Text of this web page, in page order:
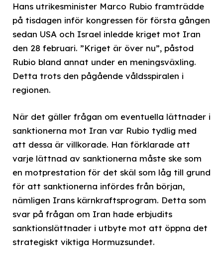
Hans utrikesminister Marco Rubio framträdde
på tisdagen inför kongressen för första gången
sedan USA och Israel inledde kriget mot Iran
den 28 februari. ”Kriget är över nu”, påstod
Rubio bland annat under en meningsväxling.
Detta trots den pågående våldsspiralen i
regionen.
När det gäller frågan om eventuella lättnader i
sanktionerna mot Iran var Rubio tydlig med
att dessa är villkorade. Han förklarade att
varje lättnad av sanktionerna måste ske som
en motprestation för det skäl som låg till grund
för att sanktionerna infördes från början,
nämligen Irans kärnkraftsprogram. Detta som
svar på frågan om Iran hade erbjudits
sanktionslättnader i utbyte mot att öppna det
strategiskt viktiga Hormuzsundet.